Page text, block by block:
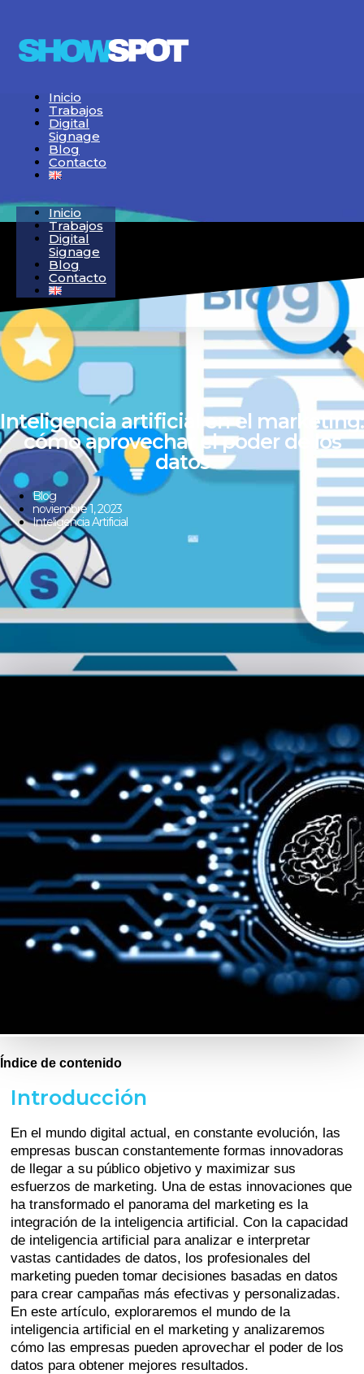
Inicio
Trabajos
Digital
Signage
Blog
Contacto
Inicio
Trabajos
Digital
Signage
Blog
Contacto
Inteligencia artificial en el marketing:
cómo aprovechar el poder de los
datos
Blog
noviembre 1, 2023
Inteligencia Artificial
Índice de contenido
Introducción
En el mundo digital actual, en constante evolución, las
empresas buscan constantemente formas innovadoras
de llegar a su público objetivo y maximizar sus
esfuerzos de marketing. Una de estas innovaciones que
ha transformado el panorama del marketing es la
integración de la inteligencia artificial. Con la capacidad
de inteligencia artificial para analizar e interpretar
vastas cantidades de datos, los profesionales del
marketing pueden tomar decisiones basadas en datos
para crear campañas más efectivas y personalizadas.
En este artículo, exploraremos el mundo de la
inteligencia artificial en el marketing y analizaremos
cómo las empresas pueden aprovechar el poder de los
datos para obtener mejores resultados.